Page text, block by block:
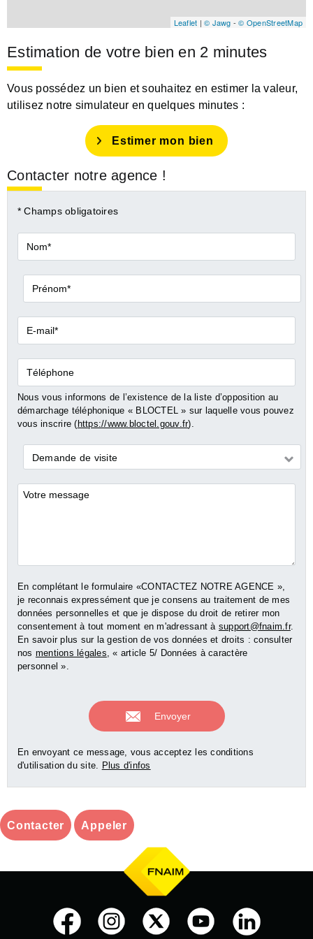
Leaflet | © Jawg -© OpenStreetMap
Estimation de votre bien en 2 minutes
Vous possédez un bien et souhaitez en estimer la valeur,
utilisez notre simulateur en quelques minutes :
Estimer mon bien
Contacter notre agence !
* Champs obligatoires
Nom*
Prénom*
E-
mail*
Téléphone
Nous vous informons de l’existence de la liste d’opposition au
démarchage téléphonique « BLOCTEL » sur laquelle vous pouvez
vous inscrire ( https://www.bloctel.gouv.fr).
Demande
*
Demande de visite
Commentaires
En complétant le formulaire «CONTACTEZ NOTRE AGENCE »,
je reconnais expressément que je consens au traitement de mes
données personnelles et que je dispose du droit de retirer mon
consentement à tout moment en m'adressant à support@fnaim.fr.
En savoir plus sur la gestion de vos données et droits : consulter
nos mentions légales, « article 5/ Données à caractère
personnel ».
En envoyant ce message, vous acceptez les conditions
d'utilisation du site. Plus d'infos
Contacter Appeler